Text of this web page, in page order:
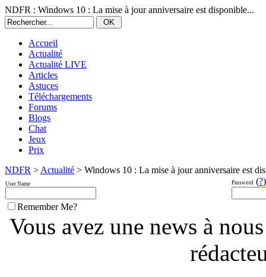
NDFR : Windows 10 : La mise à jour anniversaire est disponible...
Accueil
Actualité
Actualité LIVE
Articles
Astuces
Téléchargements
Forums
Blogs
Chat
Jeux
Prix
NDFR > Actualité > Windows 10 : La mise à jour anniversaire est
User Name Password (?)
Remember Me?
Vous avez une news à